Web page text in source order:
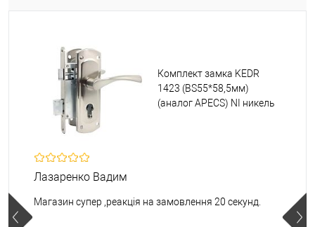
Комплект замка KEDR
1423 (BS55*58,5мм)
(аналог APECS) NI никель
Лазаренко Вадим
Магазин супер ,реакція на замовлення 20 секунд.